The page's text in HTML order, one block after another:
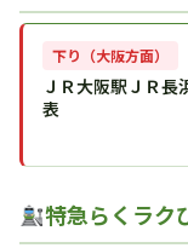
下り（大阪方面）
ＪＲ大阪駅ＪＲ
表
特急らくラク